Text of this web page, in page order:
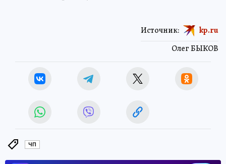
Олег БЫКОВ
Источник: kp.ru
ЧП